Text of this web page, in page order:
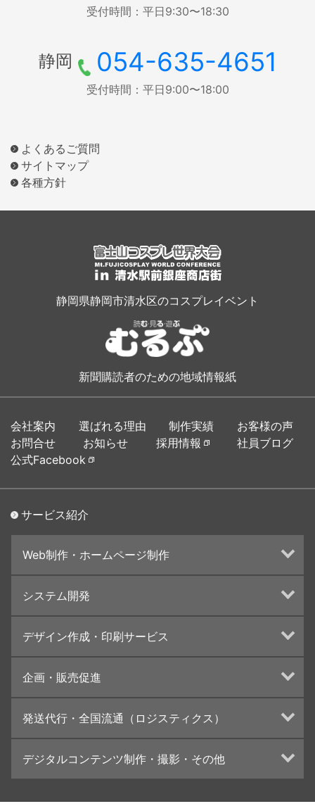
受付時間：平日9:30〜18:30
静岡 054-635-4651
受付時間：平日9:00〜18:00
よくあるご質問
サイトマップ
各種方針
静岡県静岡市清水区のコスプレイベント
新聞購読者のための地域情報紙
会社案内 選ばれる理由 制作実績
お客様の声
お問合せ
お知らせ 採用情報
社員ブログ
公式Facebook
サービス紹介
Web制作・ホームページ制作
ランディングページ制作
インターネット広告代行
UI・UXデザイン設計
システム開発
デザイン作成・印刷サービス
カタログデザインの制作・印刷
学校・会社案内パンフレット制作・印刷
高精細印刷（スブリマ印刷）
社内報
名刺
一般印刷 （オンデマンド・オフセット）
企画・販売促進
ブランディング戦略
コンテンツ制作
採用プロモーション
発送代行・全国流通（ロジスティクス）
デジタルコンテンツ制作・撮影・その他
イラスト・キャラクター制作